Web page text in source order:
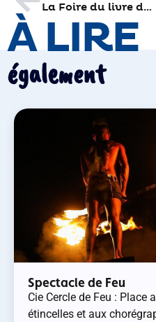
La Foire du livre dans les starting-blocks
À LIRE
également
Spectacle de Feu
Cie Cercle de Feu : Place
étincelles et aux